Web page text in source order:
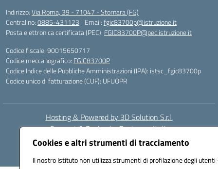
Cookies e altri strumenti di tracciamento
Il nostro Istituto non utilizza strumenti di profilazione degli utenti
Indirizzo:Via Roma, 39 - 71047 - Stornara (FG)
Centralino:0885-431123 Email:fgic83700p@istruzione.it
Posta elettronica certificata (PEC): FGIC83700P@pec.istruzione.it
Codice fiscale: 90015650717
Codice meccanografico: FGIC83700P
Codice Indice delle Pubbliche Amministrazioni (IPA): istsc_fgic83700p
Codice unico di fatturazione (CUF): UFUOPR
Hosting & Powered by 3D Solution S.r.l.
Concept & Design by Designers Italia